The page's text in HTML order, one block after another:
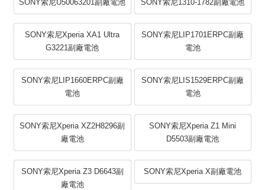
SONY索尼U50063201副廠電池 SONY索尼1310-1782副廠電池
SONY索尼Xperia XA1 Ultra
G3221副廠電池
SONY索尼LIP1701ERPC副廠
電池
SONY索尼LIP1660ERPC副廠
電池
SONY索尼LIS1529ERPC副廠
電池
SONY索尼Xperia XZ2H8296副
廠電池
SONY索尼Xperia Z1 Mini
D5503副廠電池
SONY索尼Xperia Z3 D6643副
廠電池
SONY索尼Xperia X副廠電池